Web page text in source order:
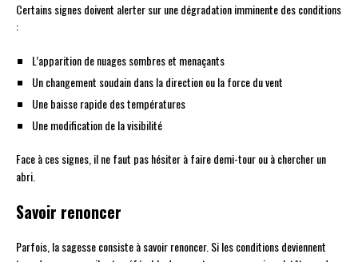
Certains signes doivent alerter sur une dégradation imminente des conditions
:
L’apparition de nuages sombres et menaçants
Un changement soudain dans la direction ou la force du vent
Une baisse rapide des températures
Une modification de la visibilité
Face à ces signes, il ne faut pas hésiter à faire demi-tour ou à chercher un
abri.
Savoir renoncer
Parfois, la sagesse consiste à savoir renoncer. Si les conditions deviennent